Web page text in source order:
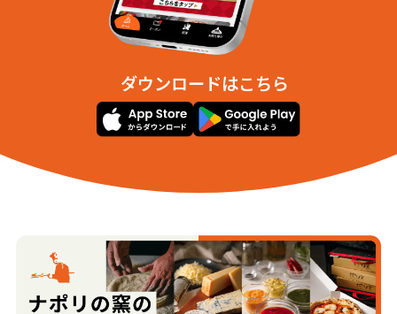
ダウンロードはこちら